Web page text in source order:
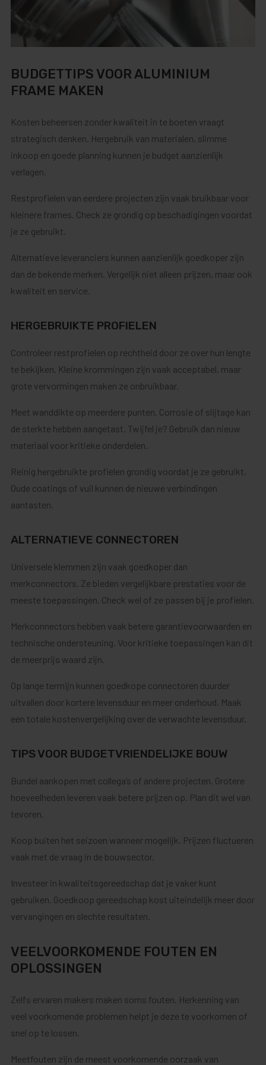
BUDGETTIPS VOOR ALUMINIUM
FRAME MAKEN
Kosten beheersen zonder kwaliteit in te boeten vraagt
strategisch denken. Hergebruik van materialen, slimme
inkoop en goede planning kunnen je budget aanzienlijk
verlagen.
Restprofielen van eerdere projecten zijn vaak bruikbaar voor
kleinere frames. Check ze grondig op beschadigingen voordat
je ze gebruikt.
Alternatieve leveranciers kunnen aanzienlijk goedkoper zijn
dan de bekende merken. Vergelijk niet alleen prijzen, maar ook
kwaliteit en service.
HERGEBRUIKTE PROFIELEN
Controleer restprofielen op rechtheid door ze over hun lengte
te bekijken. Kleine krommingen zijn vaak acceptabel, maar
grote vervormingen maken ze onbruikbaar.
Meet wanddikte op meerdere punten. Corrosie of slijtage kan
de sterkte hebben aangetast. Twijfel je? Gebruik dan nieuw
materiaal voor kritieke onderdelen.
Reinig hergebruikte profielen grondig voordat je ze gebruikt.
Oude coatings of vuil kunnen de nieuwe verbindingen
aantasten.
ALTERNATIEVE CONNECTOREN
Universele klemmen zijn vaak goedkoper dan
merkconnectors. Ze bieden vergelijkbare prestaties voor de
meeste toepassingen. Check wel of ze passen bij je profielen.
Merkconnectors hebben vaak betere garantievoorwaarden en
technische ondersteuning. Voor kritieke toepassingen kan dit
de meerprijs waard zijn.
Op lange termijn kunnen goedkope connectoren duurder
uitvallen door kortere levensduur en meer onderhoud. Maak
een totale kostenvergelijking over de verwachte levensduur.
TIPS VOOR BUDGETVRIENDELIJKE BOUW
Bundel aankopen met collega’s of andere projecten. Grotere
hoeveelheden leveren vaak betere prijzen op. Plan dit wel van
tevoren.
Koop buiten het seizoen wanneer mogelijk. Prijzen fluctueren
vaak met de vraag in de bouwsector.
Investeer in kwaliteitsgereedschap dat je vaker kunt
gebruiken. Goedkoop gereedschap kost uiteindelijk meer door
vervangingen en slechte resultaten.
VEELVOORKOMENDE FOUTEN EN
OPLOSSINGEN
Zelfs ervaren makers maken soms fouten. Herkenning van
veel voorkomende problemen helpt je deze te voorkomen of
snel op te lossen.
Meetfouten zijn de meest voorkomende oorzaak van